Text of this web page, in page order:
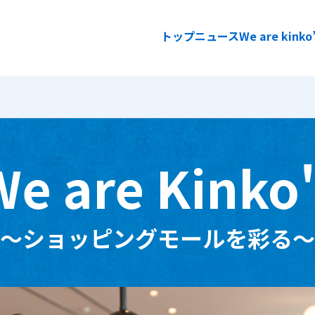
トップニュースWe are
ごあいさ
経営理念
企業概要
キンコ
are
～ショッピングモールを彩る～